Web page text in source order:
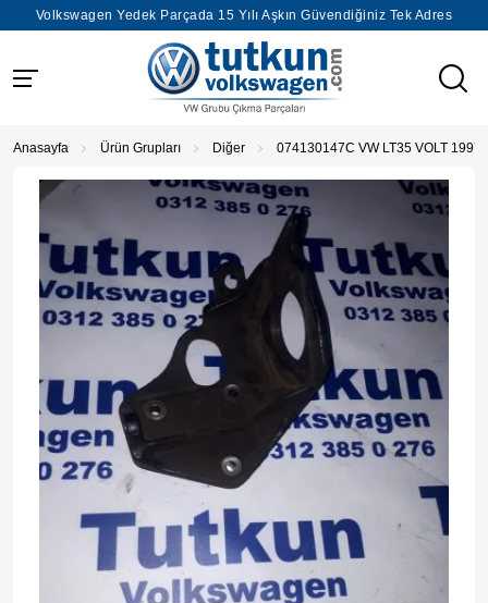
Volkswagen Yedek Parçada 15 Yılı Aşkın Güvendiğiniz Tek Adres
Anasayfa Ürün Grupları Diğer 074130147C VW LT35 VOLT